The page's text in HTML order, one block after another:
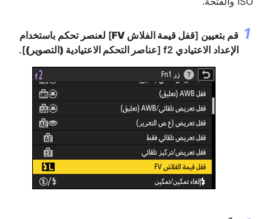
قم بتعيين [قفل قيمة الفلاش FV
] لعنصر تحكم باستخدام
الإعداد الاعتيادي f2 [
عناصر التحكم الاعتيادية (التصوير)].